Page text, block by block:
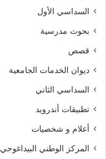
السداسي الأول
بحوث مدرسية
قصص
ديوان الخدمات الجامعية
السداسي الثاني
تطبيقات أندرويد
أعلام و شخصيات
المركز الوطني البيداغوجي